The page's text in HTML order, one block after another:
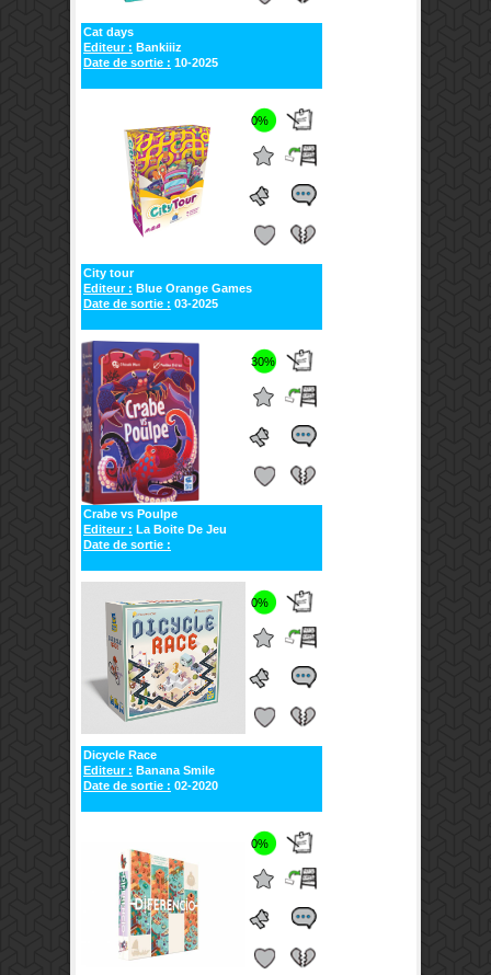
Cat days
Editeur : Bankiiiz
Date de sortie : 10-2025
0%
City tour
Editeur : Blue Orange Games
Date de sortie : 03-2025
30%
Crabe vs Poulpe
Editeur : La Boite De Jeu
Date de sortie :
0%
Dicycle Race
Editeur : Banana Smile
Date de sortie : 02-2020
0%